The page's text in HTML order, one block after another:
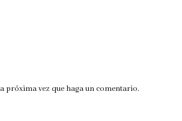
próxima vez que haga un comentario.